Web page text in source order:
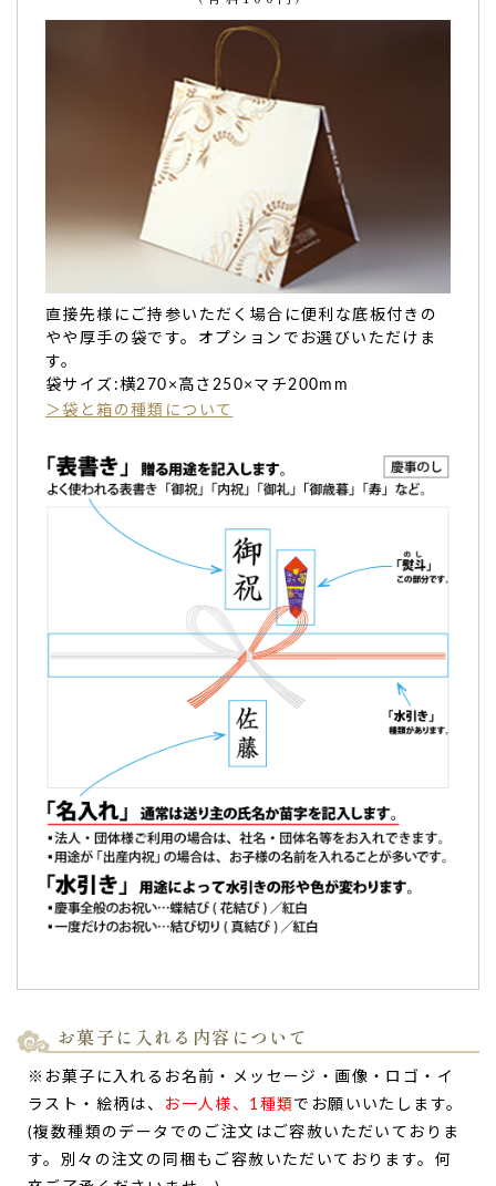
いいです！内祝で購入しました。箱は高級感があ
っていいと思います！
で購入しました。
カステラは見れてないですが、箱は高級感があっていい
います！（購入者様）
名入れ 内祝 カステラ(0.6号/2本入り)
出産の内祝で。大変満足しました。名前も綺麗に入
ってました！
出産の内祝
準備始めるまで時間がかかってしまい、急いでました。
発注から配送まで非常に早く助かりましたし、担当者の方か
らの丁寧なメールもいただき、大変満足
しました。
名前も綺麗に入ってました！
機会があればまた利用したいです。（購入者様）
名入れ 内祝 カステラ(0.6号/1本入り)
直接先様にご持参いただく場合に便利な底板付きの
やや厚手の袋です。オプションでお選びいただけま
す。
袋サイズ:横270×高さ250×マチ200mm
＞袋と箱の種類について
お菓子に入れる内容について
※お菓子に入れるお名前・メッセージ・画像・ロゴ・イ
ラスト・絵柄は、
お一人様、1種類 でお願いいたします。
(複数種類のデータでのご注文はご容赦いただいておりま
す。別々の注文の同梱もご容赦いただいております。何